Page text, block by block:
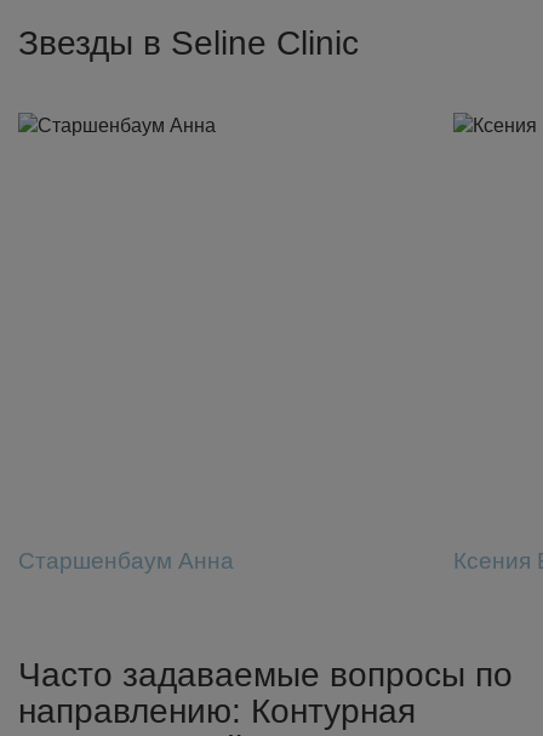
Звезды в Seline Clinic
Старшенбаум Анна Ксения
Часто задаваемые вопросы по
направлению: Контурная